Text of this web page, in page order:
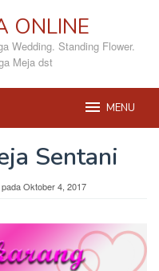
ONLINE
Wedding. Standing Flower.
Meja dst
MENU
Sentani
Oktober 4, 2017